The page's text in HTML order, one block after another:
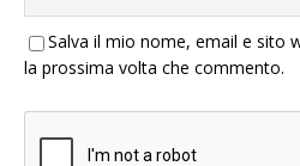
Salva il mio nome, email e sito
la prossima volta che commento.